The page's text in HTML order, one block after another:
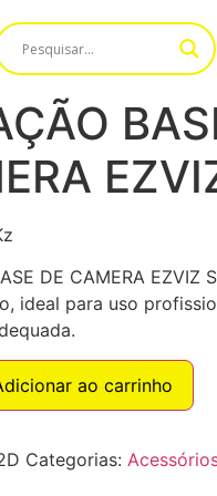
DE CAMERA
ideal para uso
ao carrinho
Categorias: